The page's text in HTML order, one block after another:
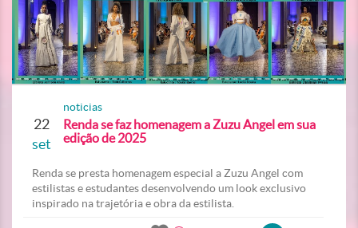
22
set
noticias
Renda se faz homenagem a Zuzu Angel em sua
edição de 2025
Renda se presta homenagem especial a Zuzu Angel com
estilistas e estudantes desenvolvendo um look exclusivo
inspirado na trajetória e obra da estilista.